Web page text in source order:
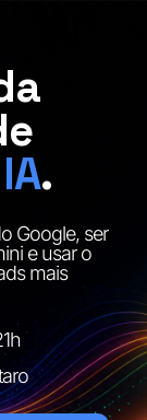
IA.
Google, ser
e usar o
mais